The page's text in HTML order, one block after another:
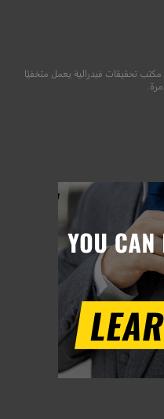
تحقيقات فيدرالية يعمل متخفيًا